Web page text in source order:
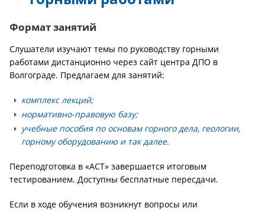
Формат занятий
Слушатели изучают темы по руководству горными
работами дистанционно через сайт центра ДПО в
Волгограде. Предлагаем для занятий:
комплекс лекций;
нормативно-правовую базу;
учебные пособия по основам горного дела, геологии,
горному оборудованию и так далее.
Переподготовка в «АСТ» завершается итоговым
тестированием. Доступны бесплатные пересдачи.
Если в ходе обучения возникнут вопросы или